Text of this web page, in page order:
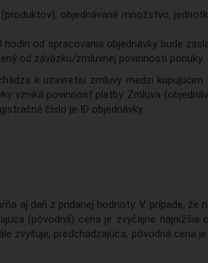
objednávané množstvo,
od spracovania objednávky bude
od záväzku/zmluvnej povinnosti ponuky.
k uzavretiu zmluvy medzi
vzniká povinnosť platby. Zmluva
číslo je ID objednávky.
aj daň z pridanej hodnoty. V prípade,
(pôvodná) cena je zvyčajne najnižšia
zvyšuje, predchádzajúca, pôvodná cena